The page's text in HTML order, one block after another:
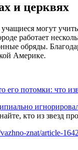
и церквях
могут
работает
обряды.
Америке.
его потомки: что
кто из звезд
znat/article-